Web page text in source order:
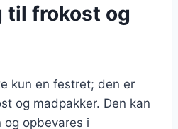
til frokost og
kun en festret; den er
og madpakker. Den kan
og opbevares i